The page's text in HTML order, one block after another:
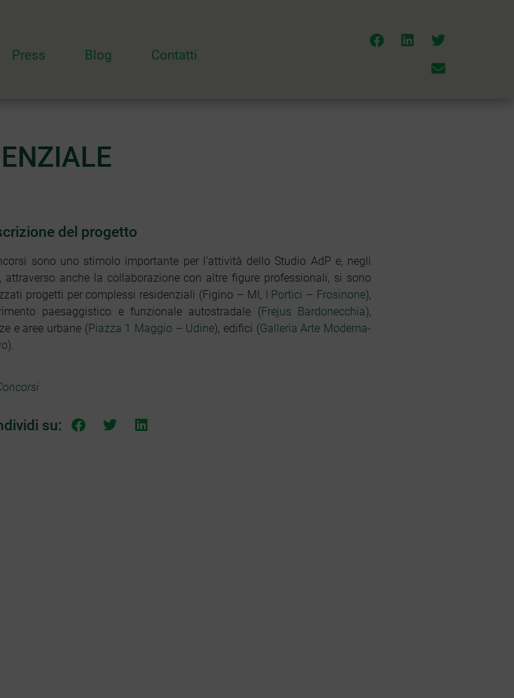
Press Blog Contatti
del progetto
sono uno stimolo importante per l’attività dello Studio AdP e, negli
attraverso anche la collaborazione con altre figure professionali, si sono
progetti per complessi residenziali (Figino – MI, I Portici – Frosinone),
paesaggistico e funzionale autostradale (Frejus Bardonecchia),
e aree urbane (Piazza 1 Maggio – Udine), edifici (Galleria Arte Moderna-
).
su: